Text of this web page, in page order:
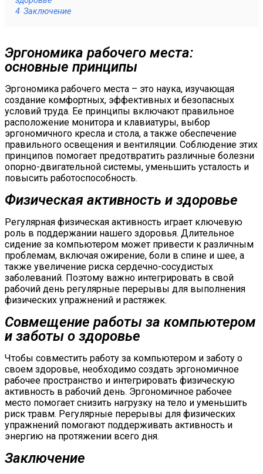
4 Заключение
Эргономика рабочего места:
основные принципы
Эргономика рабочего места – это наука, изучающая
создание комфортных, эффективных и безопасных
условий труда. Ее принципы включают правильное
расположение монитора и клавиатуры, выбор
эргономичного кресла и стола, а также обеспечение
правильного освещения и вентиляции. Соблюдение этих
принципов помогает предотвратить различные болезни
опорно-двигательной системы, уменьшить усталость и
повысить работоспособность.
Физическая активность и здоровье
Регулярная физическая активность играет ключевую
роль в поддержании нашего здоровья. Длительное
сидение за компьютером может привести к различным
проблемам, включая ожирение, боли в спине и шее, а
также увеличение риска сердечно-сосудистых
заболеваний. Поэтому важно интегрировать в свой
рабочий день регулярные перерывы для выполнения
физических упражнений и растяжек.
Совмещение работы за компьютером
и заботы о здоровье
Чтобы совместить работу за компьютером и заботу о
своем здоровье, необходимо создать эргономичное
рабочее пространство и интегрировать физическую
активность в рабочий день. Эргономичное рабочее
место помогает снизить нагрузку на тело и уменьшить
риск травм. Регулярные перерывы для физических
упражнений помогают поддерживать активность и
энергию на протяжении всего дня.
Заключение